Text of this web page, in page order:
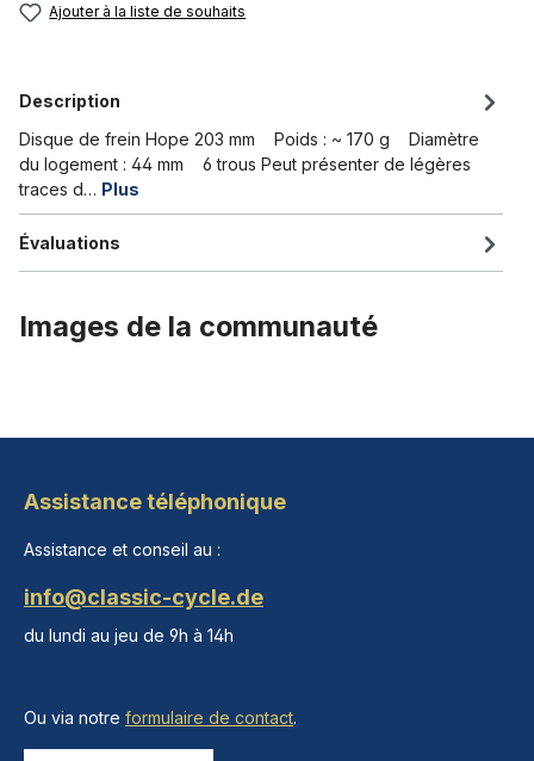
Ajouter à la liste de souhaits
Description
Disque de frein Hope 203 mm Poids : ~ 170 g Diamètre
du logement : 44 mm 6 trous Peut présenter de légères
traces d… Plus
Évaluations
Images de la communauté
Assistance téléphonique
Assistance et conseil au :
info@classic-cycle.de
du lundi au jeu de 9h à 14h
Ou via notre formulaire de contact.